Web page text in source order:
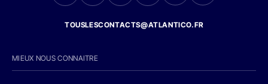
TOUSLESCONTACTS@ATLANTICO.FR
MIEUX NOUS CONNAITRE